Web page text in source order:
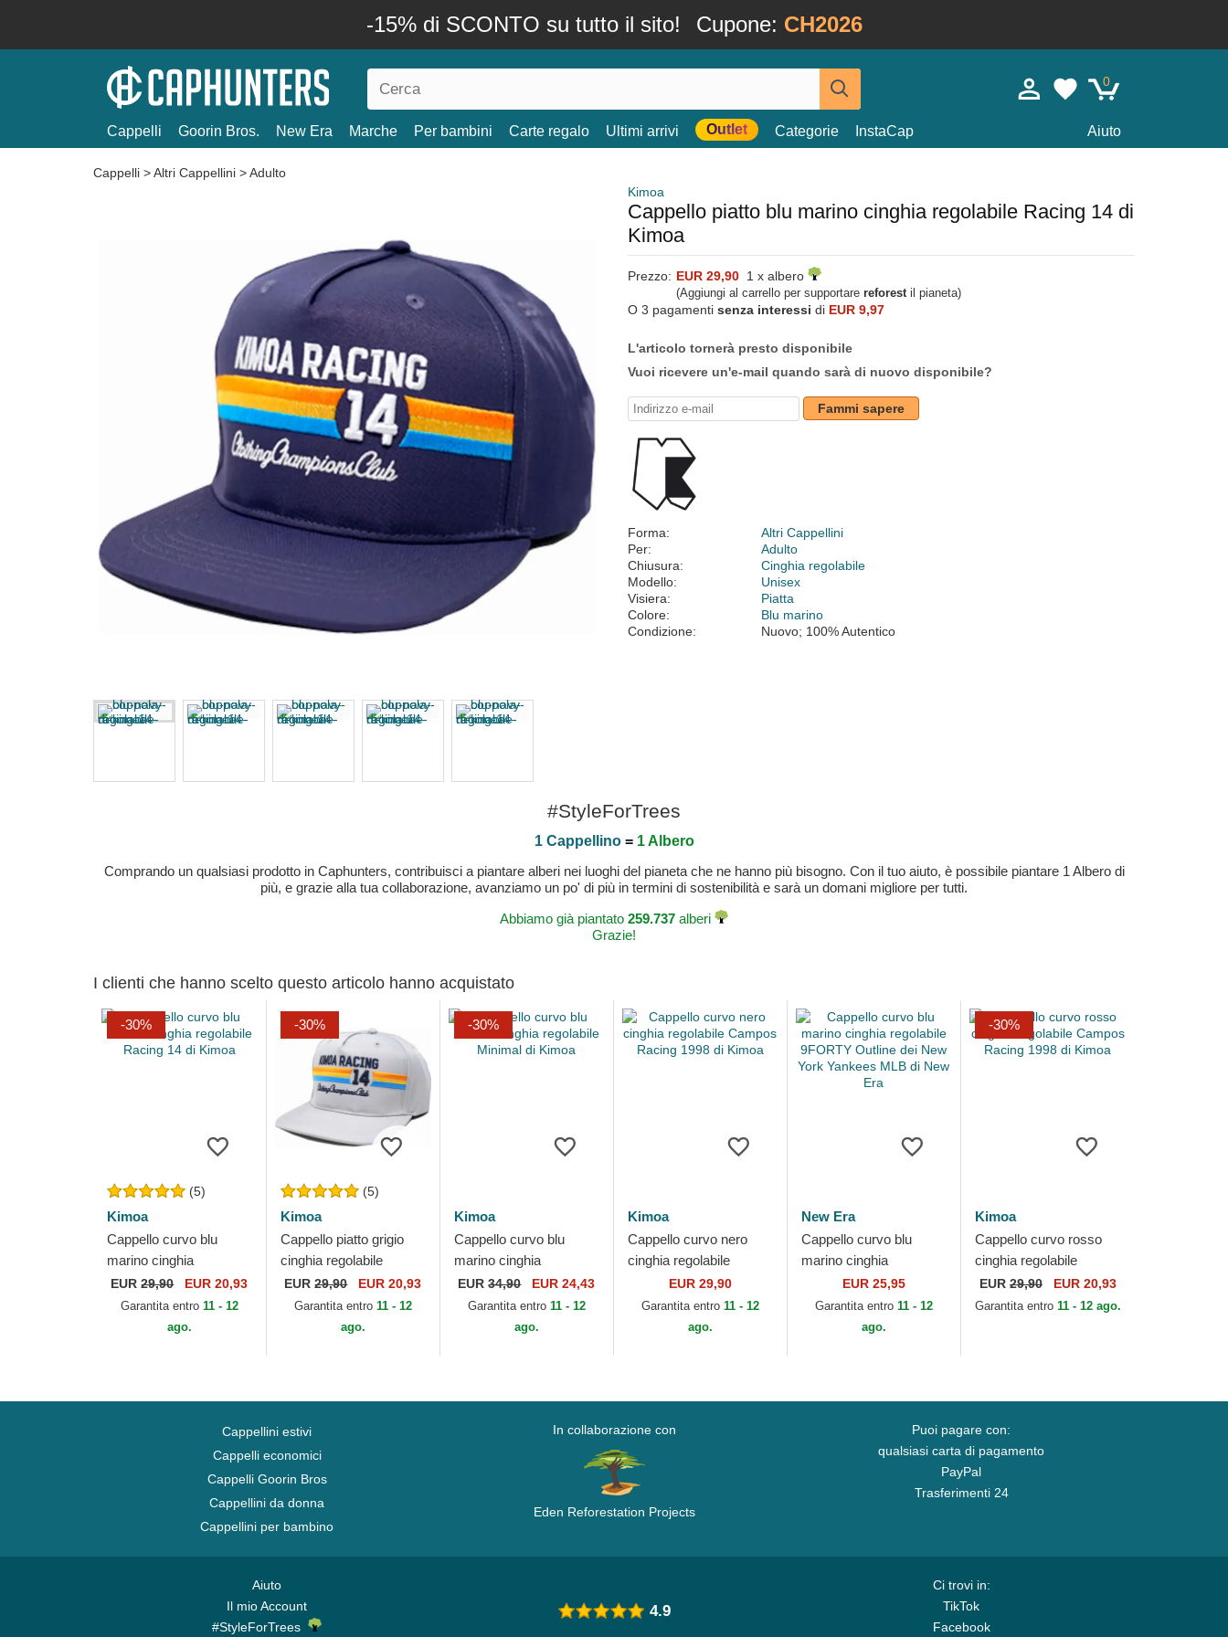
-15% di SCONTO su tutto il sito! Cupone: CH2026
0
Cappelli Goorin Bros. New Era Marche Per bambini Carte regalo Ultimi arrivi Outlet Categorie InstaCap Aiuto
Cappelli >Altri Cappellini >Adulto
Kimoa
Cappello piatto blu marino cinghia regolabile Racing 14 di
Kimoa
Prezzo: EUR 29,90 1 x albero
(Aggiungi al carrello per supportare reforestil pianeta)
O 3 pagamenti senza interessi di EUR 9,97
L'articolo tornerà presto disponibile
Vuoi ricevere un'e-mail quando sarà di nuovo disponibile?
Fammi sapere
Forma:
Altri Cappellini
Per:
Adulto
Chiusura:
Cinghia regolabile
Modello:
Unisex
Visiera:
Piatta
Colore:
Blu marino
Condizione:
Nuovo; 100% Autentico
#StyleForTrees
1 Cappellino= 1 Albero
Comprando un qualsiasi prodotto in Caphunters, contribuisci a piantare alberi nei luoghi del pianeta che ne hanno più bisogno. Con il tuo aiuto, è possibile piantare 1 Albero di
più, e grazie alla tua collaborazione, avanziamo un po' di più in termini di sostenibilità e sarà un domani migliore per tutti.
Abbiamo già piantato 259.737 alberi
Grazie!
I clienti che hanno scelto questo articolo hanno acquistato
-30%
(5)
Kimoa
Cappello curvo blu
marino cinghia
regolabile Racing 14 di
Kimoa
EUR29,90 EUR 20,93
Garantita entro 11 - 12
ago.
-30%
(5)
Kimoa
Cappello piatto grigio
cinghia regolabile
Racing 14 di Kimoa
EUR29,90 EUR 20,93
Garantita entro 11 - 12
ago.
-30%
Kimoa
Cappello curvo blu
marino cinghia
regolabile Minimal di
Kimoa
EUR34,90 EUR 24,43
Garantita entro 11 - 12
ago.
Kimoa
Cappello curvo nero
cinghia regolabile
Campos Racing 1998 di
Kimoa
EUR 29,90
Garantita entro 11 - 12
ago.
New Era
Cappello curvo blu
marino cinghia
regolabile 9FORTY
Outline dei New York
Yankees MLB di New
EUR 25,95
Garantita entro 11 - 12
ago.
-30%
Kimoa
Cappello curvo rosso
cinghia regolabile
Campos Racing 1998 di
Kimoa
EUR 29,90 EUR 20,93
Garantita entro 11 - 12 ago.
Cappellini estivi
Cappelli economici
Cappelli Goorin Bros
Cappellini da donna
Cappellini per bambino
In collaborazione con
Eden Reforestation Projects
Puoi pagare con:
qualsiasi carta di pagamento
PayPal
Trasferimenti 24
Aiuto
Il mio Account
#StyleForTrees
Ci trovi in:
TikTok
Facebook
4.9